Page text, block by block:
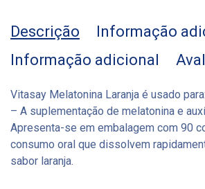
Descrição
Informação
Informação adicional
Vitasay Melatonina Laranja é usado para:
– A suplementação de melatonina e
Apresenta-se em embalagem com 90
consumo oral que dissolvem
sabor laranja.